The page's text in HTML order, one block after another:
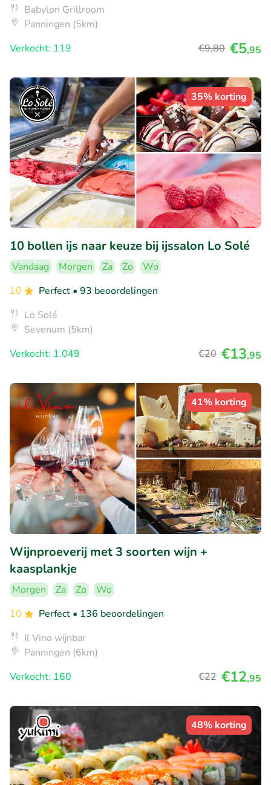
Babylon Grillroom
Panningen (5km)
Verkocht: 119
€9,80 €5,95
35% korting
10 bollen ijs naar keuze bij ijssalon Lo Solé
Vandaag Morgen Za Zo
Wo
10
Perfect • 93 beoordelingen
Lo Solé
Sevenum (5km)
Verkocht: 1.049
€20 €13,95
41% korting
Wijnproeverij met 3 soorten wijn +
kaasplankje
Morgen Za Zo
Wo
10
Perfect • 136 beoordelingen
Il Vino wijnbar
Panningen (6km)
Verkocht: 160
€22 €12,95
48% korting